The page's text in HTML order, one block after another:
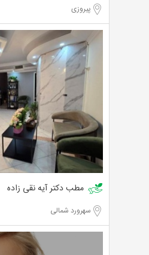
پیروزی
مطب دکتر آیه نقی زاده
سهرورد شمالی